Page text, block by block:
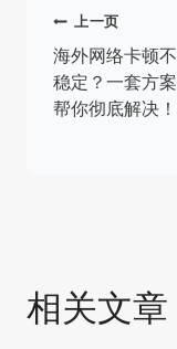
章
导
上一页
海外网络卡顿不
稳定？一套方案
帮你彻底解决！
相关文章